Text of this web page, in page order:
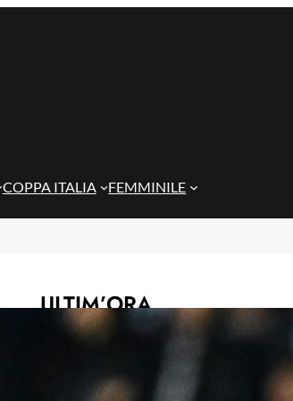
COPPA ITALIA FEMMINILE
ULTIM’ORA
Gazzi e il legame con Bari:
nel mio cuore, spero si
29 Maggio 2026